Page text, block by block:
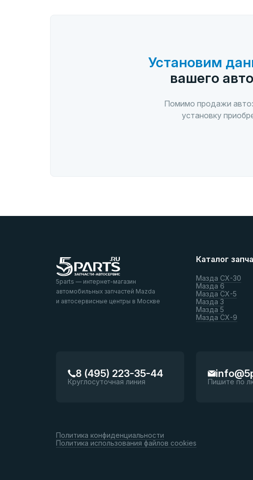
Установим
вашего
Помимо продажи
установку
5parts — интернет-магазин
автомобильных запчастей Mazda
и автосервисные центры в Москве
Каталог
Мазда СХ-30
Мазда 6
Мазда СХ-5
Мазда 3
Мазда 5
Мазда СХ-9
8 (495) 223-35-44
Круглосуточная линия Пишите по
Политика конфиденциальности
Политика использования файлов cookies